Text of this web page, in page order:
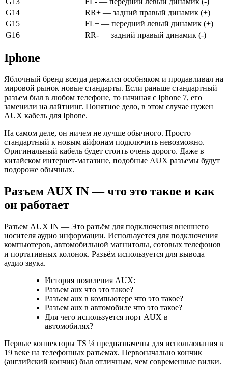
G14
RR+ — задний правый динамик (+)
G15
FL+ — передний левый динамик (+)
G16
RR- — задний правый динамик (-)
Iphone
Яблочный бренд всегда держался особняком и продавливал на
мировой рынок новые стандарты. Если раньше стандартный
разъем был в любом телефоне, то начиная с Iphone 7, его
заменили на лайтнинг. Понятное дело, в этом случае нужен
AUX кабель для Iphone.
На самом деле, он ничем не лучше обычного. Просто
стандартный к новым айфонам подключить невозможно.
Оригинальный кабель будет стоить очень дорого. Даже в
китайском интернет-магазине, подобные AUX разъемы будут
подороже обычных.
Разъем AUX IN — что это такое и как
он работает
Разъем AUX IN — Это разъём для подключения внешнего
носителя аудио информации. Используется для подключения
компьютеров, автомобильной магнитолы, сотовых телефонов
и портативных колонок. Разъём используется для вывода
аудио звука.
История появления AUX:
Разъем aux что это такое?
Разъем aux в компьютере что это такое?
Разъем aux в автомобиле что это такое?
Для чего используется порт AUX в
автомобилях?
Первые коннекторы TS ¼ предназначены для использования в
19 веке на телефонных разъемах. Первоначально кончик
(английский кончик) был отличным, чем современные вилки.